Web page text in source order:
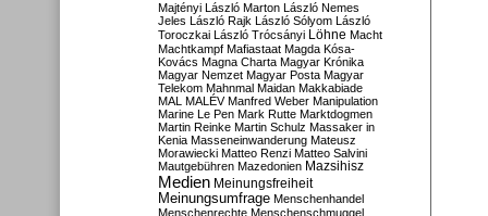
Majtényi László Marton László Nemes
Jeles László Rajk László Sólyom László
Toroczkai László Trócsányi Löhne Macht
Machtkampf Mafiastaat Magda Kósa-
Kovács Magna Charta Magyar Krónika
Magyar Nemzet Magyar Posta Magyar
Telekom Mahnmal Maidan Makkabiade
MAL MALÉV Manfred Weber Manipulation
Marine Le Pen Mark Rutte Marktdogmen
Martin Reinke Martin Schulz Massaker in
Kenia Masseneinwanderung Mateusz
Morawiecki Matteo Renzi Matteo Salvini
Mautgebühren Mazedonien Mazsihisz
Medien Meinungsfreiheit
Meinungsumfrage Menschenhandel
Menschenrechte Menschenschmuggel